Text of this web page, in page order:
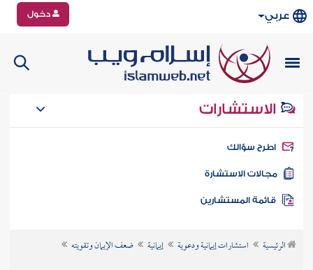
عربي دخول
الاستشارات
سؤالك
الاستشارة
الرئيسية استشارات إيمانية ودعوية إيمانية
ضعف الإيمان وتقويته